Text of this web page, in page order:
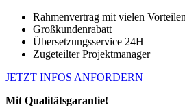
Rahmenvertrag mit vielen Vorteilen
Großkundenrabatt
Übersetzungsservice 24H
Zugeteilter Projektmanager
JETZT INFOS ANFORDERN
Mit Qualitätsgarantie!